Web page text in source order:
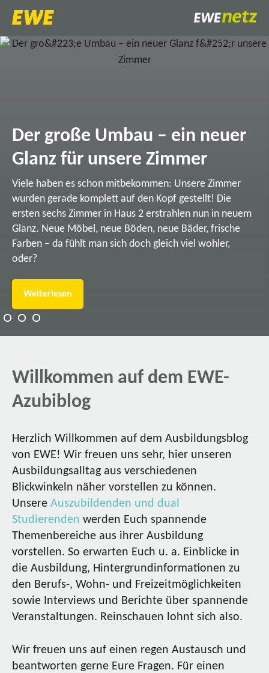
Der große Umbau – ein neuer
Glanz für unsere Zimmer
Viele haben es schon mitbekommen: Unsere Zimmer
wurden gerade komplett auf den Kopf gestellt! Die
ersten sechs Zimmer in Haus 2 erstrahlen nun in neuem
Glanz. Neue Möbel, neue Böden, neue Bäder, frische
Farben – da fühlt man sich doch gleich viel wohler,
oder?
Weiterlesen
Willkommen auf dem EWE-
Azubiblog
Herzlich Willkommen auf dem Ausbildungsblog
von EWE! Wir freuen uns sehr, hier unseren
Ausbildungsalltag aus verschiedenen
Blickwinkeln näher vorstellen zu können.
Unsere Auszubildenden und dual
Studierenden werden Euch spannende
Themenbereiche aus ihrer Ausbildung
vorstellen. So erwarten Euch u. a. Einblicke in
die Ausbildung, Hintergrundinformationen zu
den Berufs-, Wohn- und Freizeitmöglichkeiten
sowie Interviews und Berichte über spannende
Veranstaltungen. Reinschauen lohnt sich also.
Wir freuen uns auf einen regen Austausch und
beantworten gerne Eure Fragen. Für einen